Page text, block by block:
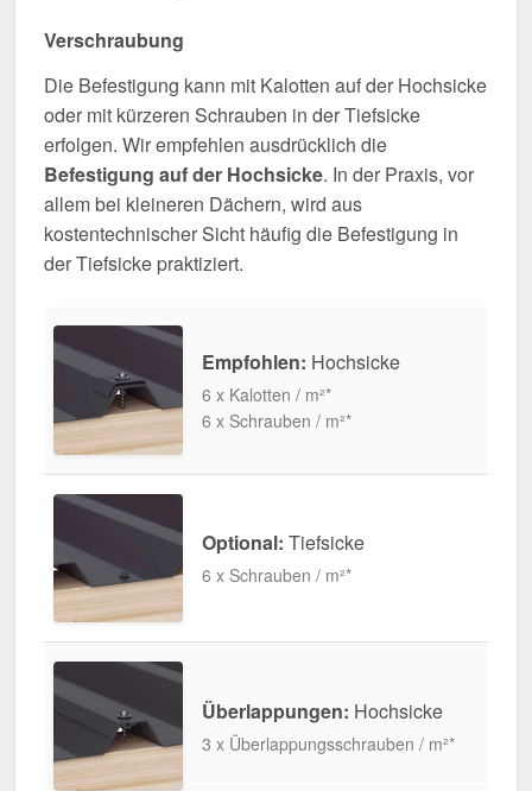
Verschraubung
Die Befestigung kann mit Kalotten auf der Hochsicke
oder mit kürzeren Schrauben in der Tiefsicke
erfolgen. Wir empfehlen ausdrücklich die
Befestigung auf der Hochsicke. In der Praxis, vor
allem bei kleineren Dächern, wird aus
kostentechnischer Sicht häufig die Befestigung in
der Tiefsicke praktiziert.
Empfohlen: Hochsicke
6 x Kalotten / m²*
6 x Schrauben / m²*
Optional: Tiefsicke
6 x Schrauben / m²*
Überlappungen: Hochsicke
3 x Überlappungsschrauben / m²*